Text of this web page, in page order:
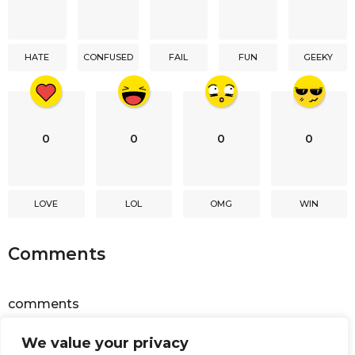
We value your privacy
HATE CONFUSED FAIL FUN GEEKY
0
LOVE
0
LOL
0
OMG
0
WIN
Comments
comments